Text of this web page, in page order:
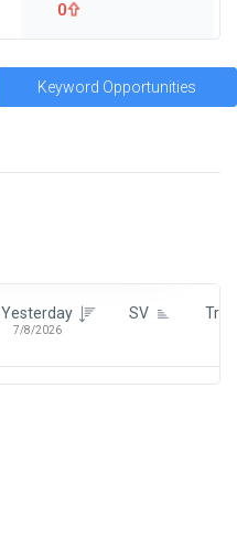
0
Keyword Opportunities
Yesterday
7/8/2026
SV